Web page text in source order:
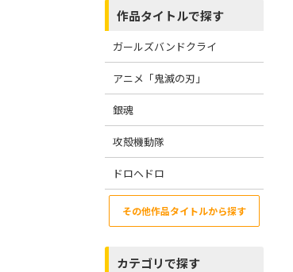
作品タイトルで探す
ガールズバンドクライ
アニメ「鬼滅の刃」
銀魂
攻殻機動隊
ドロヘドロ
その他作品タイトルから探す
カテゴリで探す